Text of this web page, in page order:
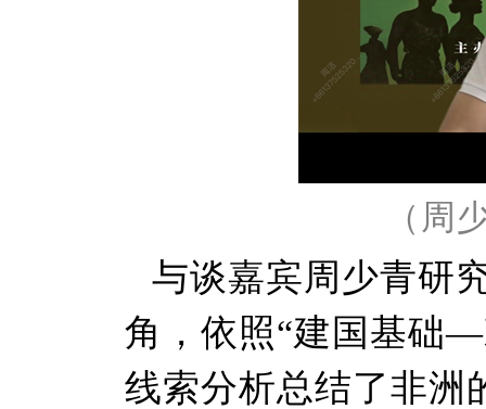
（周
与谈嘉宾周少青研
角，依照“建国基础
线索分析总结了非洲